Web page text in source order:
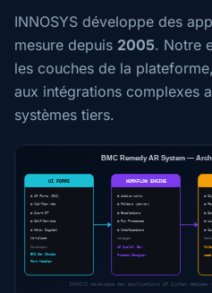
INNOSYS développe des
mesure depuis 2005. Notre
les couches de la
aux intégrations complexes
systèmes tiers.